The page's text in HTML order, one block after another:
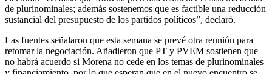
de plurinominales; además sostenemos que es factible una reducción
sustancial del presupuesto de los partidos políticos”, declaró.
Las fuentes señalaron que esta semana se prevé otra reunión para
retomar la negociación. Añadieron que PT y PVEM sostienen que
no habrá acuerdo si Morena no cede en los temas de plurinominales